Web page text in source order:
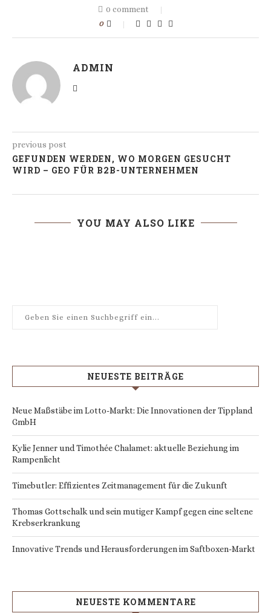
0 comment
0
ADMIN
previous post
GEFUNDEN WERDEN, WO MORGEN GESUCHT
WIRD – GEO FÜR B2B-UNTERNEHMEN
YOU MAY ALSO LIKE
NEUESTE BEITRÄGE
Neue Maßstäbe im Lotto-Markt: Die Innovationen der Tippland
GmbH
Kylie Jenner und Timothée Chalamet: aktuelle Beziehung im
Rampenlicht
Timebutler: Effizientes Zeitmanagement für die Zukunft
Thomas Gottschalk und sein mutiger Kampf gegen eine seltene
Krebserkrankung
Innovative Trends und Herausforderungen im Saftboxen-Markt
NEUESTE KOMMENTARE